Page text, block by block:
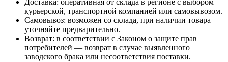
Доставка: оперативная от склада в регионе с выбором
курьерской, транспортной компанией или самовывозом.
Самовывоз: возможен со склада, при наличии товара
уточняйте предварительно.
Возврат: в соответствии с Законом о защите прав
потребителей — возврат в случае выявленного
заводского брака или несоответствия поставки.